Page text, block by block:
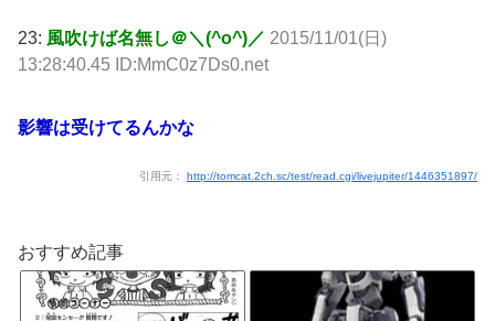
23: 風吹けば名無し＠＼(^o^)／ 2015/11/01(日)
13:28:40.45 ID:MmC0z7Ds0.net
影響は受けてるんかな
引用元： http://tomcat.2ch.sc/test/read.cgi/livejupiter/1446351897/
おすすめ記事